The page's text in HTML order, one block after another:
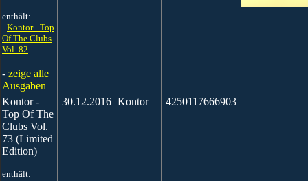
enthält:
- Kontor - Top
Of The Clubs
Vol. 82
- zeige alle
Ausgaben
Kontor -
Top Of The
Clubs Vol.
73 (Limited
Edition)
enthält:
30.12.2016 Kontor 4250117666903